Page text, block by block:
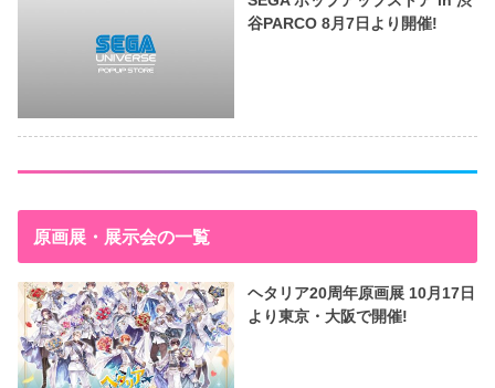
谷PARCO 8月7日より開催!
原画展・展示会の一覧
ヘタリア20周年原画展 10月17日
より東京・大阪で開催!